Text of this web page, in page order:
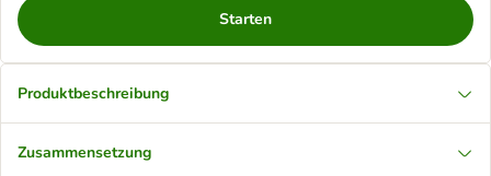
Starten
Produktbeschreibung
Zusammensetzung